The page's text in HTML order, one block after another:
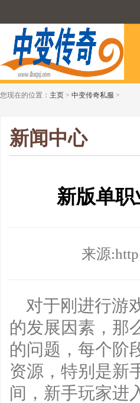
您现在的位置： 主页 > 中变传奇私服 >
新闻中心
新版单
来源
对于刚进行游
的发展因素，那
的问题，每个阶
资源，特别是新
间，新手玩家进